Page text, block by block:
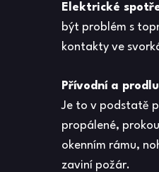
Elektrické
být problém s
kontakty ve
Přívodní a
Je to v podstatě
propálené,
okenním rámu,
zaviní požár.